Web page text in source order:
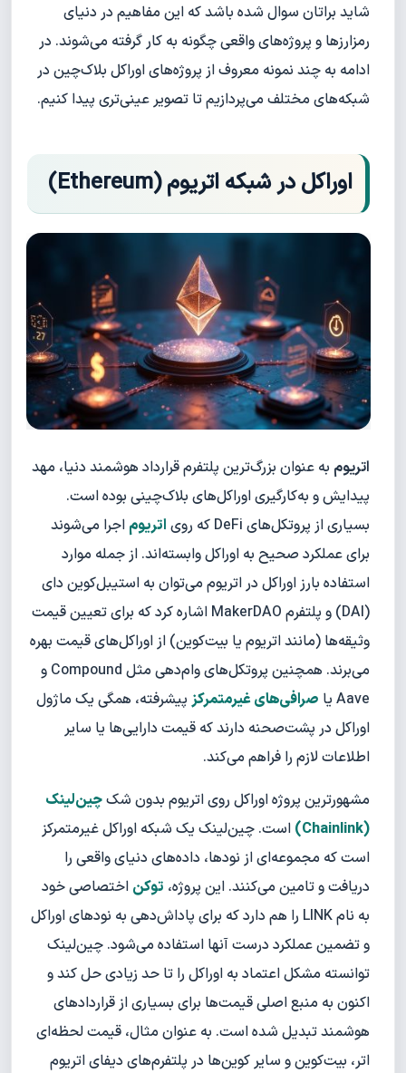
شاید براتان سوال شده باشد که این مفاهیم در دنیای
رمزارزها و پروژه‌های واقعی چگونه به کار گرفته می‌شوند. در
ادامه به چند نمونه معروف از پروژه‌های اوراکل بلاک‌چین در
شبکه‌های مختلف می‌پردازیم تا تصویر عینی‌تری پیدا کنیم.
اوراکل در شبکه اتریوم (Ethereum)
اتریوم به عنوان بزرگ‌ترین پلتفرم قرارداد هوشمند دنیا، مهد
پیدایش و به‌کارگیری اوراکل‌های بلاک‌چینی بوده است.
بسیاری از پروتکل‌های DeFi که روی
اتریوم اجرا می‌شوند
برای عملکرد صحیح به اوراکل وابسته‌اند. از جمله موارد
استفاده بارز اوراکل در اتریوم می‌توان به استیبل‌کوین دای
(DAI) و پلتفرم MakerDAO اشاره کرد که برای تعیین قیمت
وثیقه‌ها (مانند اتریوم یا بیت‌کوین) از اوراکل‌های قیمت بهره
می‌برند. همچنین پروتکل‌های وام‌دهی مثل Compound و
Aave یا
صرافی‌های غیرمتمرکز پیشرفته، همگی یک ماژول
اوراکل در پشت‌صحنه دارند که قیمت دارایی‌ها یا سایر
اطلاعات لازم را فراهم می‌کند.
مشهورترین پروژه اوراکل روی اتریوم بدون شکچین‌لینک
(Chainlink)
است. چین‌لینک یک شبکه اوراکل غیرمتمرکز
است که مجموعه‌ای از نودها، داده‌های دنیای واقعی را
دریافت و تامین می‌کنند. این پروژه، توکن اختصاصی خود
به نام LINK را هم دارد که برای پاداش‌دهی به نودهای اوراکل
و تضمین عملکرد درست آنها استفاده می‌شود. چین‌لینک
توانسته مشکل اعتماد به اوراکل را تا حد زیادی حل کند و
اکنون به منبع اصلی قیمت‌ها برای بسیاری از قراردادهای
هوشمند تبدیل شده است. به عنوان مثال، قیمت لحظه‌ای
اتر، بیت‌کوین و سایر کوین‌ها در پلتفرم‌های دیفای اتریوم